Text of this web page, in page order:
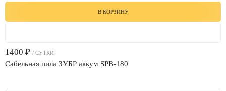
В КОРЗИНУ
1400 ₽ / СУТКИ
Сабельная пила ЗУБР аккум SPB-180